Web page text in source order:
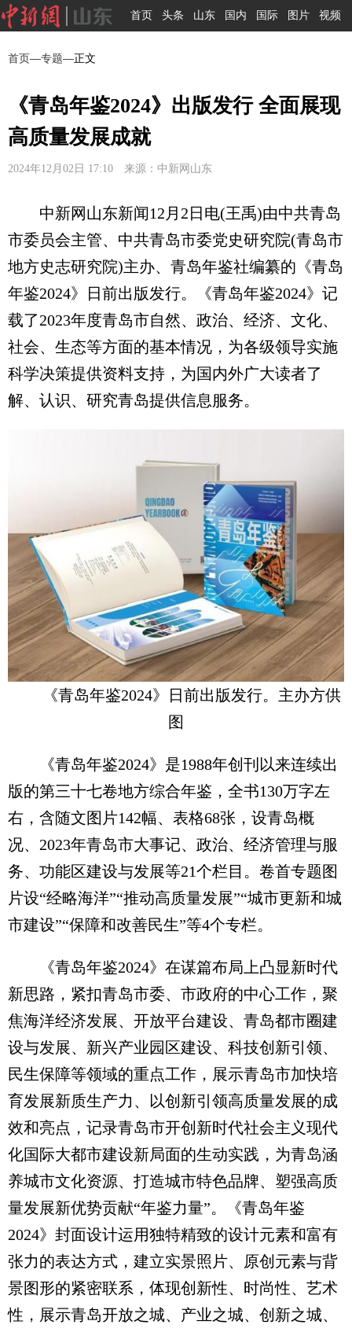
首页 头条 山东 国内 国际 图片 视频
首页—专题—正文
《青岛年鉴2024》出版发行 全面展现
高质量发展成就
2024年12月02日 17:10 来源：中新网山东
中新网山东新闻12月2日电(王禹)由中共青岛
市委员会主管、中共青岛市委党史研究院(青岛市
地方史志研究院)主办、青岛年鉴社编纂的《青岛
年鉴2024》日前出版发行。《青岛年鉴2024》记
载了2023年度青岛市自然、政治、经济、文化、
社会、生态等方面的基本情况，为各级领导实施
科学决策提供资料支持，为国内外广大读者了
解、认识、研究青岛提供信息服务。
《青岛年鉴2024》日前出版发行。主办方供
图
《青岛年鉴2024》是1988年创刊以来连续出
版的第三十七卷地方综合年鉴，全书130万字左
右，含随文图片142幅、表格68张，设青岛概
况、2023年青岛市大事记、政治、经济管理与服
务、功能区建设与发展等21个栏目。卷首专题图
片设“经略海洋”“推动高质量发展”“城市更新和城
市建设”“保障和改善民生”等4个专栏。
《青岛年鉴2024》在谋篇布局上凸显新时代
新思路，紧扣青岛市委、市政府的中心工作，聚
焦海洋经济发展、开放平台建设、青岛都市圈建
设与发展、新兴产业园区建设、科技创新引领、
民生保障等领域的重点工作，展示青岛市加快培
育发展新质生产力、以创新引领高质量发展的成
效和亮点，记录青岛市开创新时代社会主义现代
化国际大都市建设新局面的生动实践，为青岛涵
养城市文化资源、打造城市特色品牌、塑强高质
量发展新优势贡献“年鉴力量”。《青岛年鉴
2024》封面设计运用独特精致的设计元素和富有
张力的表达方式，建立实景照片、原创元素与背
景图形的紧密联系，体现创新性、时尚性、艺术
性，展示青岛开放之城、产业之城、创新之城、